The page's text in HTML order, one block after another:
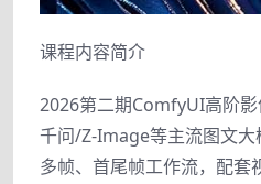
课程内容简介
2026第二期ComfyUI高阶
千问/Z-Image等主流图文
多帧、首尾帧工作流，配套